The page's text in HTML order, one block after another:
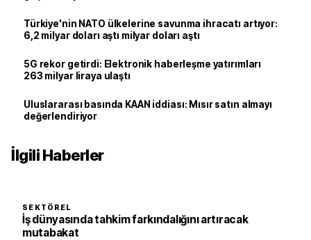
Türkiye'nin NATO ülkelerine savunma ihracatı artıyor:
6,2 milyar doları aştı milyar doları aştı
5G rekor getirdi: Elektronik haberleşme yatırımları
263 milyar liraya ulaştı
Uluslararası basında KAAN iddiası: Mısır satın almayı
değerlendiriyor
İlgili Haberler
SEKTÖREL
İş dünyasında tahkim farkındalığını artıracak
mutabakat